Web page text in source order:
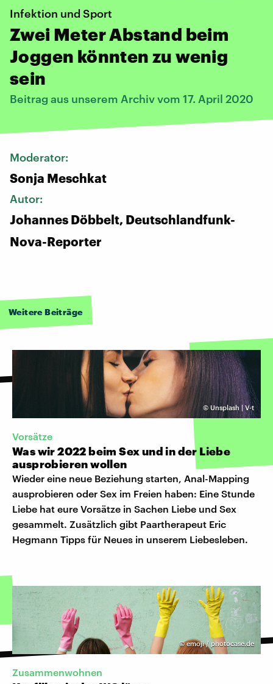
Infektion und Sport
Zwei Meter Abstand beim
Joggen könnten zu wenig
sein
Beitrag aus unserem Archiv vom 17. April 2020
Moderator:
Sonja Meschkat
Autor:
Johannes Döbbelt, Deutschlandfunk-
Nova-Reporter
Weitere Beiträge
© Unsplash | V-t
Vorsätze
Was wir 2022 beim Sex und in der Liebe
ausprobieren wollen
Wieder eine neue Beziehung starten, Anal-Mapping
ausprobieren oder Sex im Freien haben: Eine Stunde
Liebe hat eure Vorsätze in Sachen Liebe und Sex
gesammelt. Zusätzlich gibt Paartherapeut Eric
Hegmann Tipps für Neues in unserem Liebesleben.
©emoji / photocase.de
Zusammenwohnen